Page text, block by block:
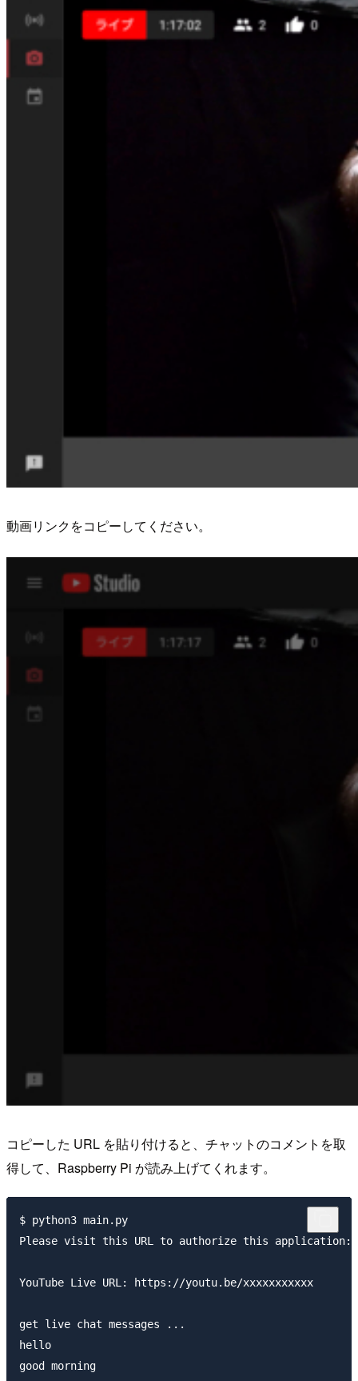
動画リンクをコピーしてください。
コピーした URL を貼り付けると、チャットのコメントを取
得して、Raspberry Pi が読み上げてくれます。
$ python3 main.py
Please visit this URL to authorize this application:
YouTube Live URL: https://youtu.be/xxxxxxxxxxx
get live chat messages ...
hello
good morning